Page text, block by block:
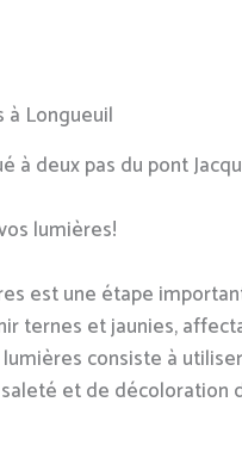
à Longueuil
à deux pas du pont
lumières!
est une étape
ternes et jaunies,
consiste à
et de décoloration